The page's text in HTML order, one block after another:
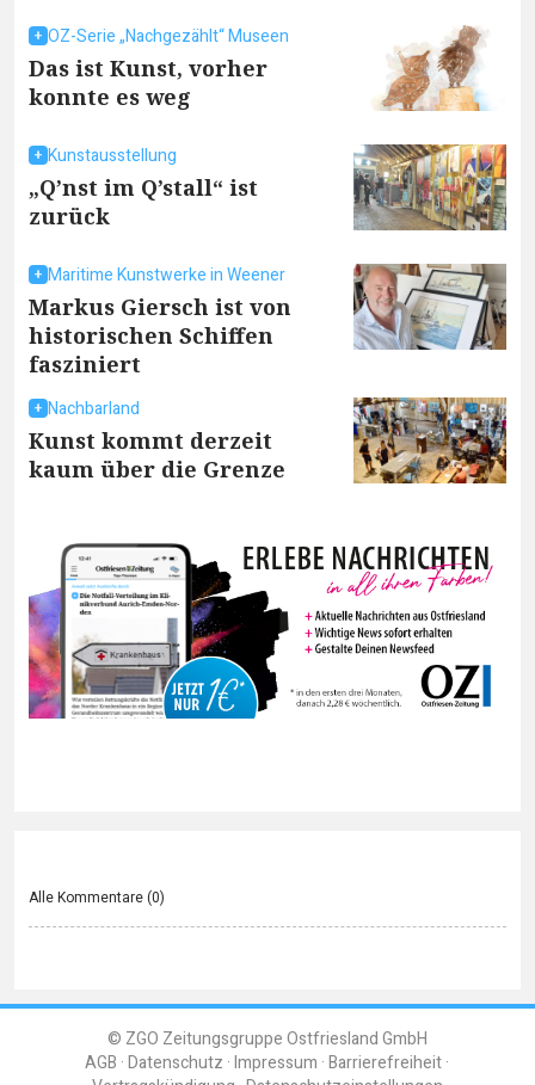
OZ-Serie „Nachgezählt“ Museen
Das ist Kunst, vorher
konnte es weg
Kunstausstellung
„Q’nst im Q’stall“ ist
zurück
Maritime Kunstwerke in Weener
Markus Giersch ist von
historischen Schiffen
fasziniert
Nachbarland
Kunst kommt derzeit
kaum über die Grenze
Alle Kommentare (0)
© ZGO Zeitungsgruppe Ostfriesland GmbH
AGB Datenschutz Impressum Barrierefreiheit